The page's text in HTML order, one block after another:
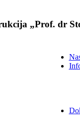
„Prof. dr